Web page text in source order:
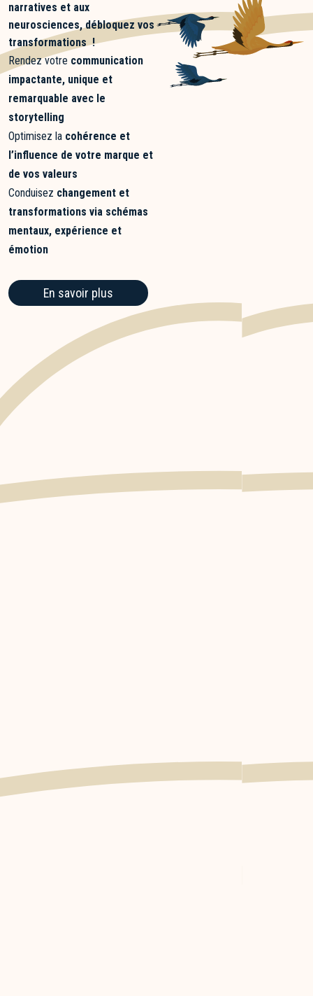
narratives et aux
neurosciences, débloquez vos
transformations !
Rendez votre communication
impactante, unique et
remarquable avec le
storytelling
Optimisez la cohérence et
l’influence de votre marque et
de vos valeurs
Conduisez changement et
transformations via schémas
mentaux, expérience et
émotion
En savoir plus
narratives et aux
neurosciences, débloquez vos
transformations !
Rendez votre communication
impactante, unique et
remarquable avec le
storytelling
Optimisez la cohérence et
l’influence de votre marque et
de vos valeurs
Conduisez changement et
transformations via schémas
mentaux, expérience et
émotion
En savoir plus
Grâce aux stratégies
narratives et aux
neurosciences, débloquez vos
transformations !
Rendez votrecommunication
impactante, unique et
remarquable avec le
storytelling
Optimisez lacohérence et
l’influence de votre marque et
de vos valeurs
Conduisezchangement et
transformations via schémas
mentaux, expérience et